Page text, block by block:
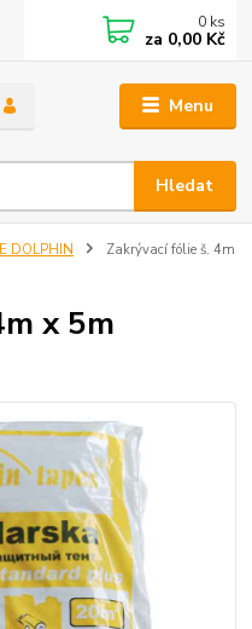
Menu
Hledat
0 ks
za 0,00 Kč
DOLPHIN
Zakrývací fólie š. 4m
x 5m